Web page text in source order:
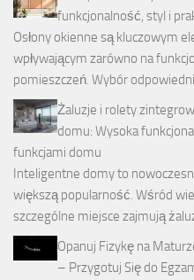
funkcjonalność, styl i
Osłony okienne są kluczowym
wpływającym zarówno na
pomieszczeń. Wybór
Żaluzje i rolety
domu: Wysoka
funkcjami domu
Inteligentne domy to
większą popularność. Wśród
szczególne miejsce zajmują
Opanuj Fizykę na
– Przygotuj Się do